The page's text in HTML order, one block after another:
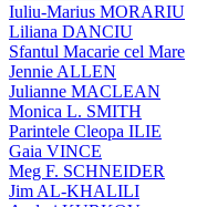
Iuliu-Marius MORARIU
Liliana DANCIU
Sfantul Macarie cel Mare
Jennie ALLEN
Julianne MACLEAN
Monica L. SMITH
Parintele Cleopa ILIE
Gaia VINCE
Meg F. SCHNEIDER
Jim AL-KHALILI